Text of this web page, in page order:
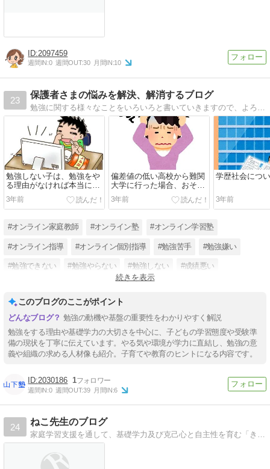
2097459
週間IN:0 週間OUT:30 月間IN:10
23
保護者さまの悩みを解決、解消するブログ
勉強しない子は、勉強をや
る理由がなければ本当にや
らないですよ
3年前
偏差値の低い高校から難関
大学に行った場合、おそら
くこういったことに困りま
すよ
3年前
学歴社会につ
3年前
#オンライン家庭教師 #オンライン塾 #オンライン学習塾
#オンライン指導 #オンライン個別指導 #勉強苦手 #勉強嫌い
#勉強できない #勉強やらない #勉強しない #成績悪い
続きを表示
このブログのここがポイント
勉強の動機や基盤の重要性をわかりやすく解説
勉強をする理由や基礎学力の大切さを中心に、子どもの学習態度や受験準
備の現状を丁寧に伝えています。やる気や環境が学力に直結し、勉強の意
義や組織の求める人材像も紹介。子育てや教育のヒントになる内容です。
2030186 1
週間IN:0 週間OUT:39 月間IN:6
24
ねこ先生のブログ